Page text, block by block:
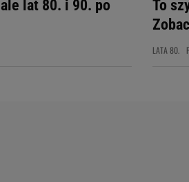
lat 80. i 90. po
To
LATA 80.